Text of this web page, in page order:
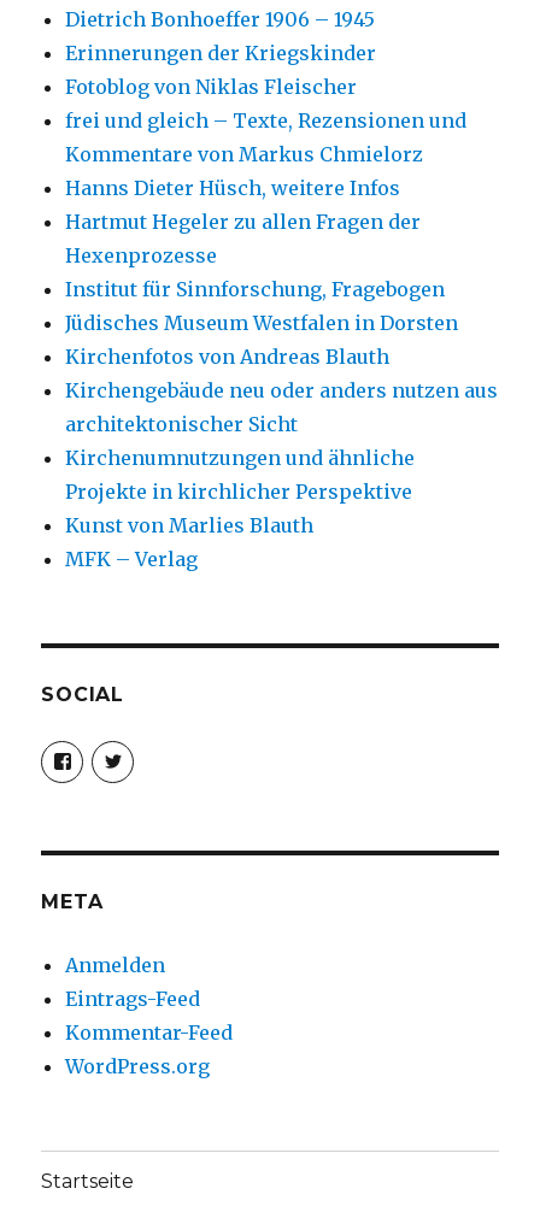
Dietrich Bonhoeffer 1906 – 1945
Erinnerungen der Kriegskinder
Fotoblog von Niklas Fleischer
frei und gleich – Texte, Rezensionen und
Kommentare von Markus Chmielorz
Hanns Dieter Hüsch, weitere Infos
Hartmut Hegeler zu allen Fragen der
Hexenprozesse
Institut für Sinnforschung, Fragebogen
Jüdisches Museum Westfalen in Dorsten
Kirchenfotos von Andreas Blauth
Kirchengebäude neu oder anders nutzen aus
architektonischer Sicht
Kirchenumnutzungen und ähnliche
Projekte in kirchlicher Perspektive
Kunst von Marlies Blauth
MFK – Verlag
SOCIAL
Profil
von
christoph.fleischer1
anzeigen
Profil
von
anzeigen
META
Anmelden
Eintrags-Feed
Kommentar-Feed
WordPress.org
Startseite